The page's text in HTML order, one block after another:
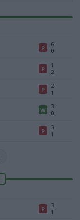
P
6
0
P
1
2
P
2
1
W
3
0
P
3
1
P
3
1